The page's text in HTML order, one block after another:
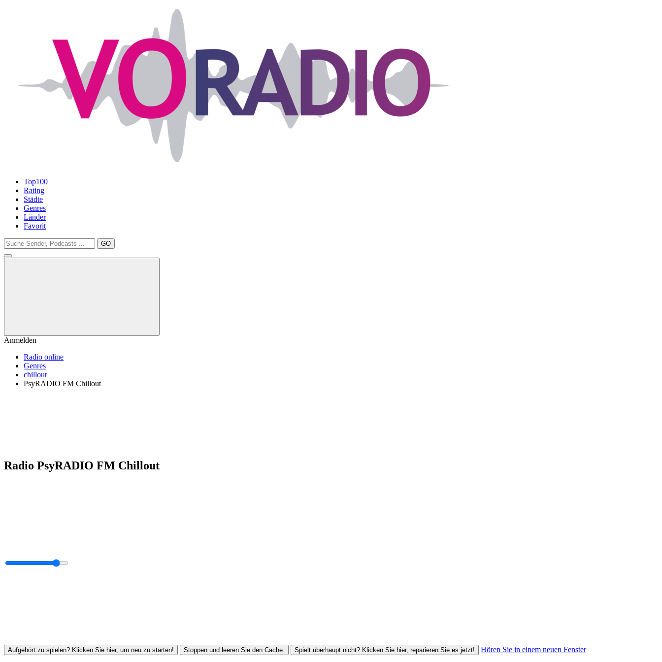
Top100
Rating
Städte
Genres
Länder
Favorit
GO
Anmelden
Radio online
Genres
chillout
PsyRADIO FM Chillout
Radio PsyRADIO FM Chillout
Aufgehört zu spielen? Klicken Sie hier, um neu zu starten! Stoppen und leeren Sie den Cache. Spielt überhaupt nicht? Klicken Sie hier, reparieren Sie es jetzt! Hören Sie in einem neuen Fenster